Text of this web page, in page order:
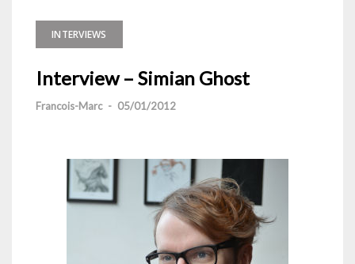
INTERVIEWS
Interview – Simian Ghost
Francois-Marc - 05/01/2012